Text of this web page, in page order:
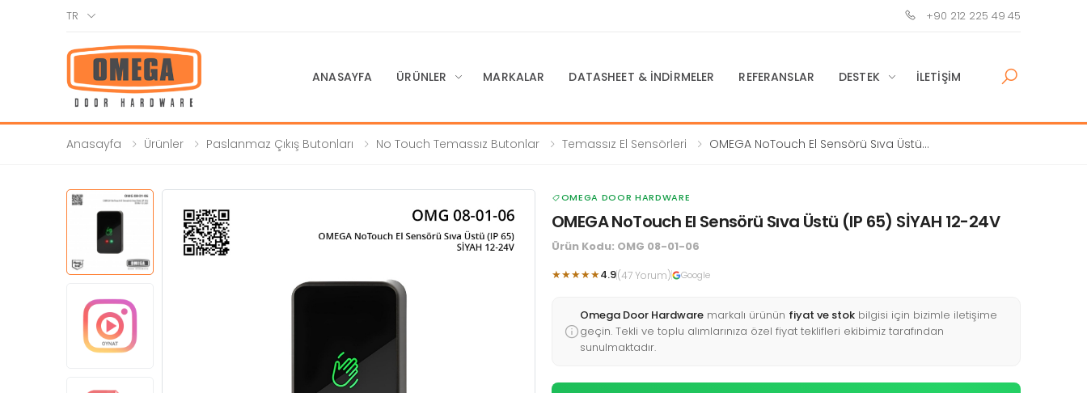
TR +90 212 225 49 45
ANASAYFA ÜRÜNLER MARKALAR DATASHEET & İNDIRMELER REFERANSLAR DESTEK İLETIŞIM
Anasayfa Ürünler Paslanmaz Çıkış Butonları No Touch Temassız Butonlar Temassız El Sensörleri
OMEGA NoTouch El Sensörü Sıva Üstü
OMEGA DOOR HARDWARE
OMEGA NoTouch El Sensörü Sıva Üstü (IP 65) SİYAH 12-24V
Ürün Kodu: OMG 08-01-06
★★★★★4.9(47 Yorum) Google
Omega Door Hardware markalı ürünün fiyat ve stok bilgisi için bizimle iletişime
geçin. Tekli ve toplu alımlarınıza özel fiyat teklifleri ekibimiz tarafından
sunulmaktadır.